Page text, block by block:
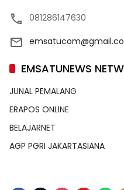
081286147630
EMSATUNEWS
JUNAL PEMALANG
ERAPOS ONLINE
BELAJARNET
AGP PGRI JAKARTASIANA